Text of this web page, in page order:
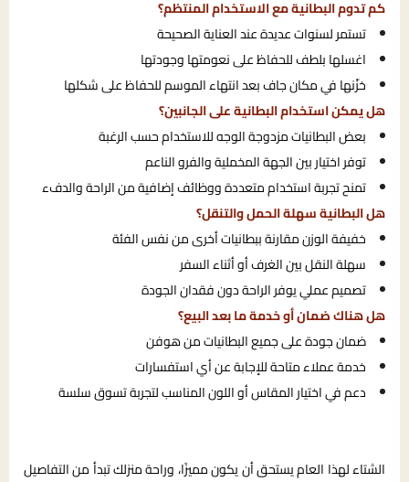
كم تدوم البطانية مع الاستخدام المنتظم؟
تستمر لسنوات عديدة عند العناية الصحيحة
اغسلها بلطف للحفاظ على نعومتها وجودتها
خزّنها في مكان جاف بعد انتهاء الموسم للحفاظ على شكلها
هل يمكن استخدام البطانية على الجانبين؟
بعض البطانيات مزدوجة الوجه للاستخدام حسب الرغبة
توفر اختيار بين الجهة المخملية والفرو الناعم
تمنح تجربة استخدام متعددة ووظائف إضافية من الراحة والدفء
هل البطانية سهلة الحمل والتنقل؟
خفيفة الوزن مقارنة ببطانيات أخرى من نفس الفئة
سهلة النقل بين الغرف أو أثناء السفر
تصميم عملي يوفر الراحة دون فقدان الجودة
هل هناك ضمان أو خدمة ما بعد البيع؟
ضمان جودة على جميع البطانيات من هوفن
خدمة عملاء متاحة للإجابة عن أي استفسارات
دعم في اختيار المقاس أو اللون المناسب لتجربة تسوق سلسة
الشتاء لهذا العام يستحق أن يكون مميزًا، وراحة منزلك تبدأ من التفاصيل